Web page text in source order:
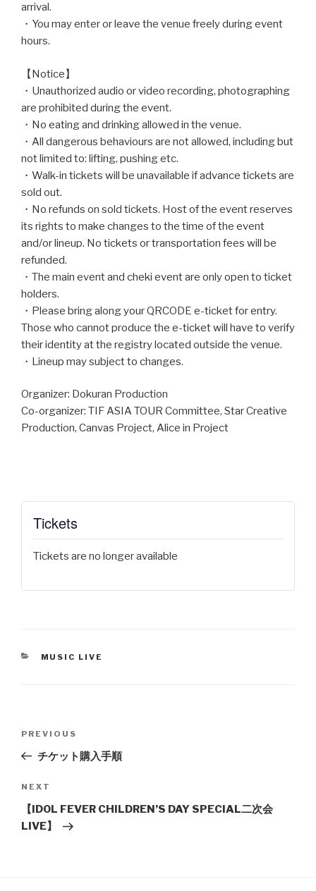
arrival.
・You may enter or leave the venue freely during event
hours.
【Notice】
・Unauthorized audio or video recording, photographing
are prohibited during the event.
・No eating and drinking allowed in the venue.
・All dangerous behaviours are not allowed, including but
not limited to: lifting, pushing etc.
・Walk-in tickets will be unavailable if advance tickets are
sold out.
・No refunds on sold tickets. Host of the event reserves
its rights to make changes to the time of the event
and/or lineup. No tickets or transportation fees will be
refunded.
・The main event and cheki event are only open to ticket
holders.
・Please bring along your QRCODE e-ticket for entry.
Those who cannot produce the e-ticket will have to verify
their identity at the registry located outside the venue.
・Lineup may subject to changes.
Organizer: Dokuran Production
Co-organizer: TIF ASIA TOUR Committee, Star Creative
Production, Canvas Project, Alice in Project
Tickets
Tickets are no longer available
CATEGORIES
MUSIC LIVE
Previous
Post
PREVIOUS
チケット購入手順
Next
Post
NEXT
【IDOL FEVER CHILDREN’S DAY SPECIAL二次会
LIVE】